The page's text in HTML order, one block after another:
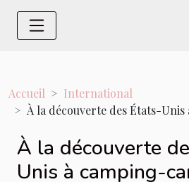
Accueil
International
À la découverte des États-
À la découverte
Unis à camping-